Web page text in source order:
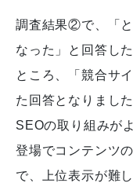
調査結果②で、「と
なった」と回答し
ところ、「競合サ
た回答となりました
SEOの取り組みが
登場でコンテンツ
で、上位表示が難